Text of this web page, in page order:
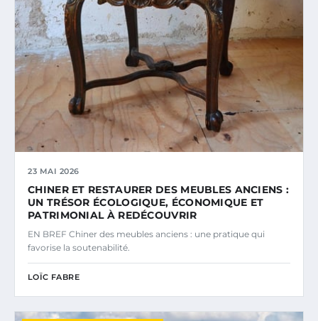
23 MAI 2026
CHINER ET RESTAURER DES MEUBLES ANCIENS :
UN TRÉSOR ÉCOLOGIQUE, ÉCONOMIQUE ET
PATRIMONIAL À REDÉCOUVRIR
EN BREF Chiner des meubles anciens : une pratique qui
favorise la soutenabilité.
LOÏC FABRE